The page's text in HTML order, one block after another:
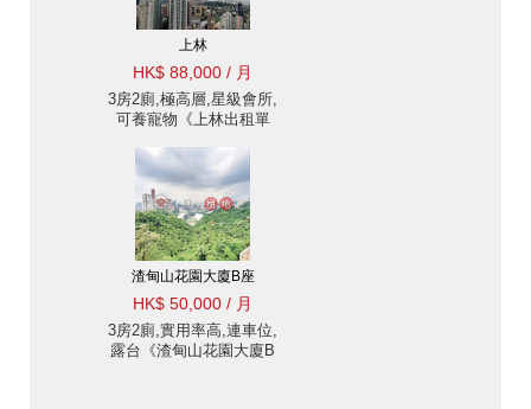
上林
HK$ 88,000 / 月
3房2廁,極高層,星級會所,
可養寵物《上林出租單
渣甸山花園大廈B座
HK$ 50,000 / 月
3房2廁,實用率高,連車位,
露台《渣甸山花園大廈B